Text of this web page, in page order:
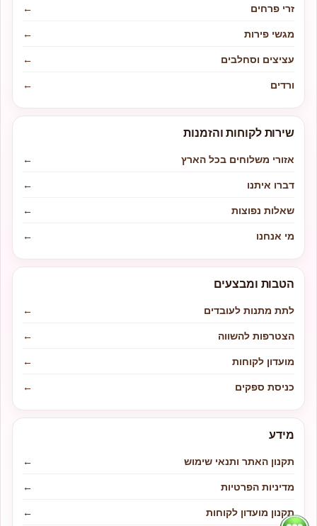
זרי פרחים
←
מגשי פירות
←
עציצים וסחלבים
←
ורדים
←
שירות לקוחות והזמנות
אזורי משלוחים בכל הארץ
←
דברו איתנו
←
שאלות נפוצות
←
מי אנחנו
←
הטבות ומבצעים
לתת מתנות לעובדים
←
הצטרפות להשווה
←
מועדון לקוחות
←
כניסת ספקים
←
מידע
תקנון האתר ותנאי שימוש
←
מדיניות הפרטיות
←
תקנון מועדון לקוחות
←